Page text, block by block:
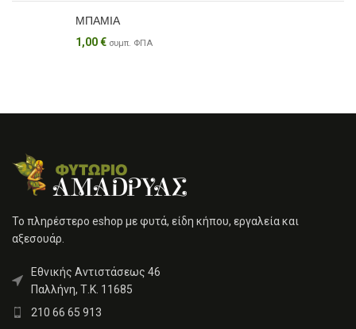
ΜΠΑΜΙΑ
1,00€ συμπ. ΦΠΑ
Το πληρέστερο eshop με φυτά, είδη κήπου, εργαλεία και
αξεσουάρ.
Εθνικής Αντιστάσεως 46
Παλλήνη, Τ.Κ. 11685
210 66 65 913